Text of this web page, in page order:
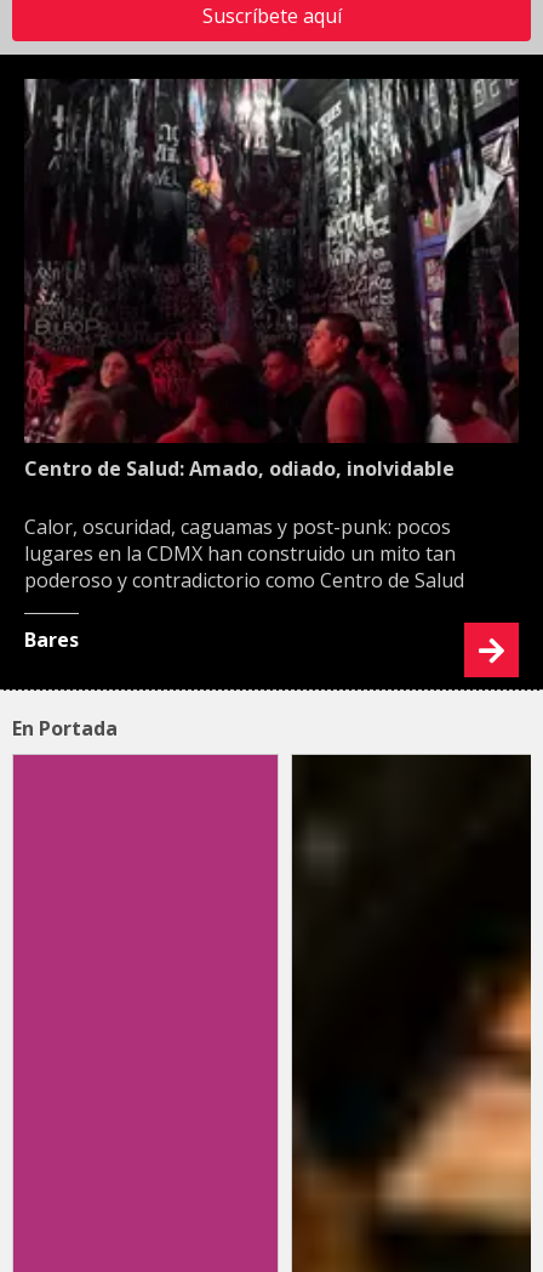
Suscríbete aquí
Centro de Salud: Amado, odiado, inolvidable
Calor, oscuridad, caguamas y post-punk: pocos
lugares en la CDMX han construido un mito tan
poderoso y contradictorio como Centro de Salud
Bares
En Portada